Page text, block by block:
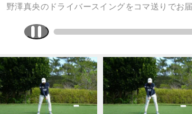
野澤真央のドライバースイングをコマ送りでお